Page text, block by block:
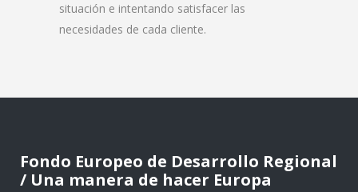
situación e intentando satisfacer las
necesidades de cada cliente.
Fondo Europeo de Desarrollo Regional
/ Una manera de hacer Europa